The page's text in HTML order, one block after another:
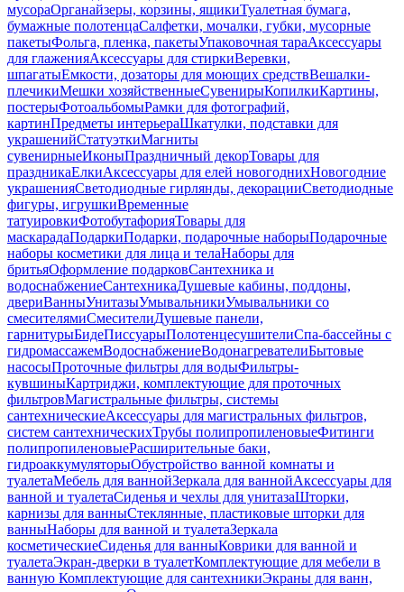
мусораОрганайзеры, корзины, ящикиТуалетная бумага,
бумажные полотенцаСалфетки, мочалки, губки, мусорные
пакетыФольга, пленка, пакетыУпаковочная тараАксессуары
для глаженияАксессуары для стиркиВеревки,
шпагатыЕмкости, дозаторы для моющих средствВешалки-
плечикиМешки хозяйственныеСувенирыКопилкиКартины,
постерыФотоальбомыРамки для фотографий,
картинПредметы интерьераШкатулки, подставки для
украшенийСтатуэткиМагниты
сувенирныеИконыПраздничный декорТовары для
праздникаЕлкиАксессуары для елей новогоднихНовогодние
украшенияСветодиодные гирлянды, декорацииСветодиодные
фигуры, игрушкиВременные
татуировкиФотобутафорияТовары для
маскарадаПодаркиПодарки, подарочные наборыПодарочные
наборы косметики для лица и телаНаборы для
бритьяОформление подарковСантехника и
водоснабжениеСантехникаДушевые кабины, поддоны,
двериВанныУнитазыУмывальникиУмывальники со
смесителямиСмесителиДушевые панели,
гарнитурыБидеПиссуарыПолотенцесушителиСпа-бассейны с
гидромассажемВодоснабжениеВодонагревателиБытовые
насосыПроточные фильтры для водыФильтры-
кувшиныКартриджи, комплектующие для проточных
фильтровМагистральные фильтры, системы
сантехническиеАксессуары для магистральных фильтров,
систем сантехническихТрубы полипропиленовыеФитинги
полипропиленовыеРасширительные баки,
гидроаккумуляторыОбустройство ванной комнаты и
туалетаМебель для ваннойЗеркала для ваннойАксессуары для
ванной и туалетаСиденья и чехлы для унитазаШторки,
карнизы для ванныСтеклянные, пластиковые шторки для
ванныНаборы для ванной и туалетаЗеркала
косметическиеСиденья для ванныКоврики для ванной и
туалетаЭкран-дверки в туалетКомплектующие для мебели в
ванную Комплектующие для сантехникиЭкраны для ванн,